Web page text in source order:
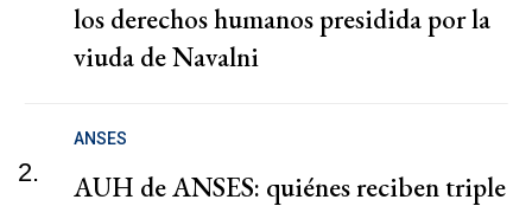
los derechos humanos presidida por la
viuda de Navalni
2.
ANSES
AUH de ANSES: quiénes reciben triple